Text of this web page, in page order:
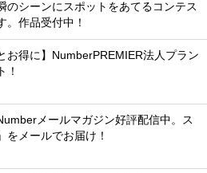
のシーンにスポットをあてるコンテス
。作品受付中！
お得に】NumberPREMIER法人プラン
！
メールマガジン好評配信中。ス
をメールでお届け！